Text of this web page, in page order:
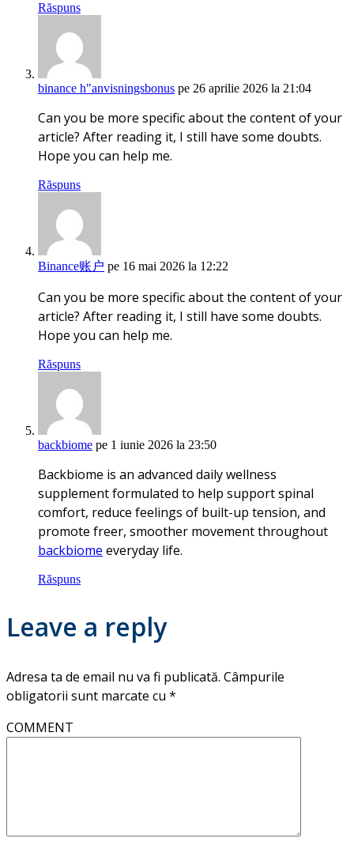
Răspuns
binance h"anvisningsbonus pe 26 aprilie 2026 la 21:04
Can you be more specific about the content of your
article? After reading it, I still have some doubts.
Hope you can help me.
Răspuns
Binance账户 pe 16 mai 2026 la 12:22
Can you be more specific about the content of your
article? After reading it, I still have some doubts.
Hope you can help me.
Răspuns
backbiome pe 1 iunie 2026 la 23:50
Backbiome is an advanced daily wellness
supplement formulated to help support spinal
comfort, reduce feelings of built-up tension, and
promote freer, smoother movement throughout
backbiome everyday life.
Răspuns
Leave a reply
Adresa ta de email nu va fi publicată. Câmpurile
obligatorii sunt marcate cu *
COMMENT